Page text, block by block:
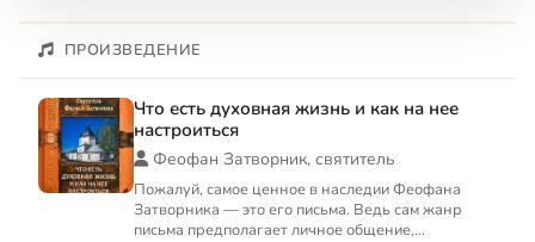
ПРОИЗВЕДЕНИЕ
Что есть духовная жизнь и как на нее
настроиться
Феофан Затворник, святитель
Пожалуй, самое ценное в наследии Феофана
Затворника — это его письма. Ведь сам жанр
письма предполагает личное общение,